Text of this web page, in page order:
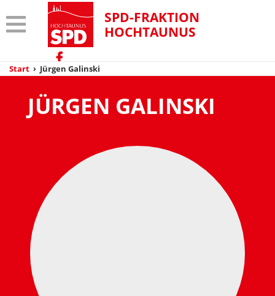
SPD-FRAKTION
HOCHTAUNUS
Start › Jürgen Galinski
JÜRGEN GALINSKI